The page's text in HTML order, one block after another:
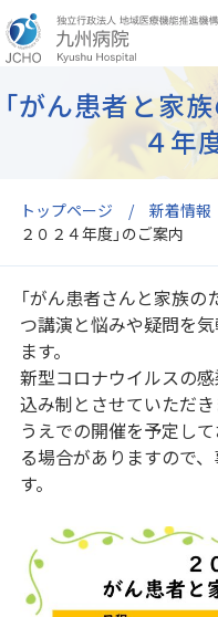
トップページ 新着情報
２０２４年度」のご案内
「がん患者と家
４年
「がん患者さんと家族
つ講演と悩みや疑問を
ます。
新型コロナウイルスの
込み制とさせていただ
うえでの開催を予定し
る場合がありますので
す。